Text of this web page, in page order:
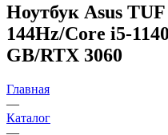
Ноутбук Asus
144Hz/Core i5-
GB/RTX 3060
Главная
—
Каталог
—